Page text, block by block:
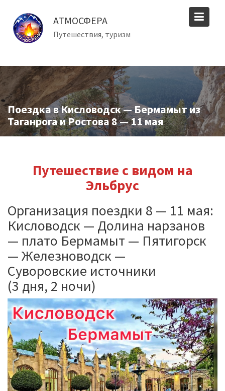
содержимому
АТМОСФЕРА
Путешествия, туризм
Поездка в Кисловодск — Бермамыт из
Таганрога и Ростова 8 — 11 мая
Путешествие с видом на
Эльбрус
Организация поездки 8 — 11 мая:
Кисловодск — Долина нарзанов
— плато Бермамыт — Пятигорск
— Железноводск —
Суворовские источники
(3 дня, 2 ночи)